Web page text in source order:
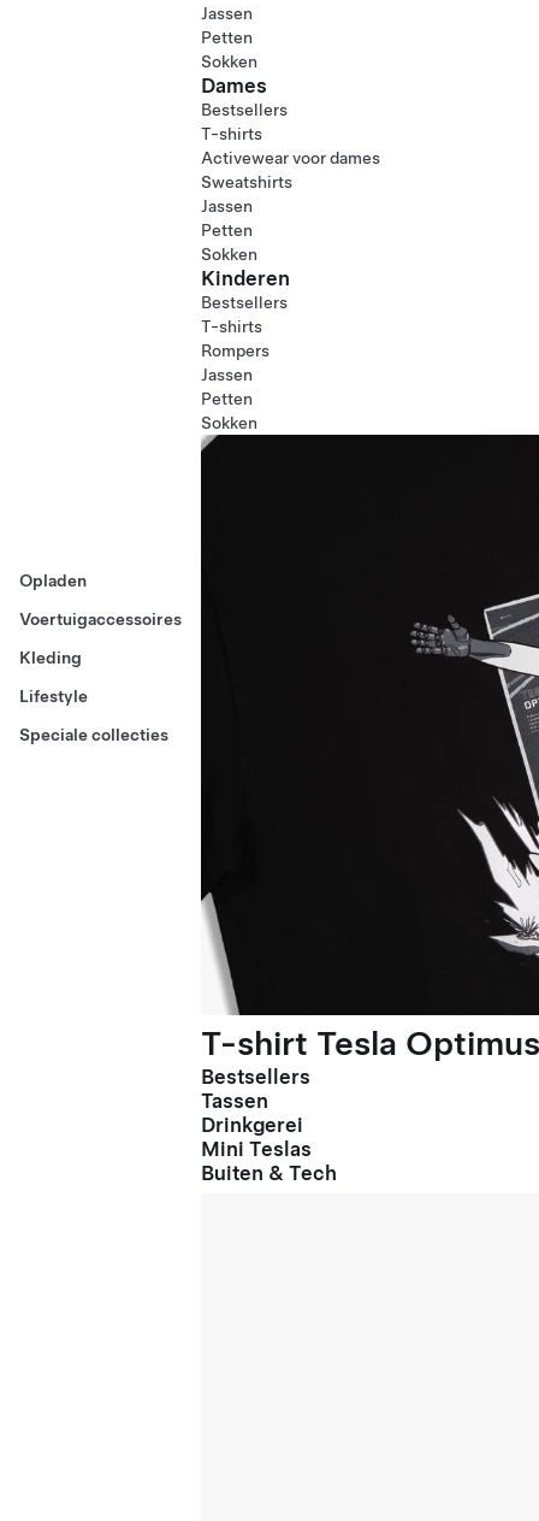
Opladen
Voertuigaccessoires
Kleding
Lifestyle
Speciale collecties
Jassen
Petten
Sokken
Dames
Bestsellers
T-shirts
Activewear voor dames
Sweatshirts
Jassen
Petten
Sokken
Kinderen
Bestsellers
T-shirts
Rompers
Jassen
Petten
Sokken
T-shirt Tesla
Bestsellers
Tassen
Drinkgerei
Mini Teslas
Buiten & Tech